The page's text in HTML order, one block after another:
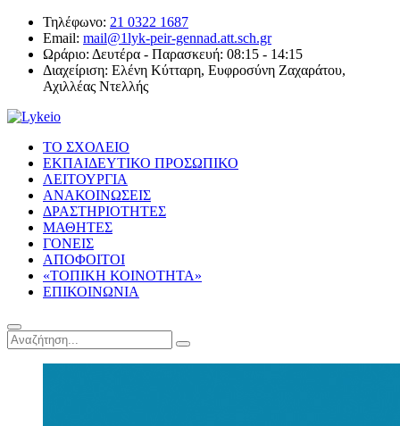
Τηλέφωνο: 21 0322 1687
Email: mail@1lyk-peir-gennad.att.sch.gr
Ωράριο: Δευτέρα - Παρασκευή: 08:15 - 14:15
Διαχείριση: Ελένη Κύτταρη, Ευφροσύνη Ζαχαράτου,
Αχιλλέας Ντελλής
ΤΟ ΣΧΟΛΕΙΟ
ΕΚΠΑΙΔΕΥΤΙΚΟ ΠΡΟΣΩΠΙΚΟ
ΛΕΙΤΟΥΡΓΙΑ
ΑΝΑΚΟΙΝΩΣΕΙΣ
ΔΡΑΣΤΗΡΙΟΤΗΤΕΣ
ΜΑΘΗΤΕΣ
ΓΟΝΕΙΣ
ΑΠΟΦΟΙΤΟΙ
«ΤΟΠΙΚΗ ΚΟΙΝΟΤΗΤΑ»
ΕΠΙΚΟΙΝΩΝΙΑ